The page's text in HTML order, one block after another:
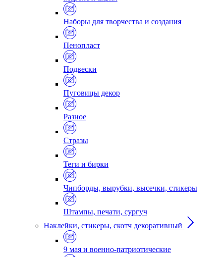
Наборы для творчества и создания
Пенопласт
Подвески
Пуговицы декор
Разное
Стразы
Теги и бирки
Чипборды, вырубки, высечки, стикеры
Штампы, печати, сургуч
Наклейки, стикеры, скотч декоративный
9 мая и военно-патриотические